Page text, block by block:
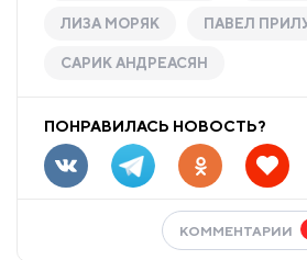
ЛИЗА МОРЯК ПАВЕЛ
САРИК АНДРЕАСЯН
ПОНРАВИЛАСЬ НОВОСТЬ?
КОММЕНТАРИИ